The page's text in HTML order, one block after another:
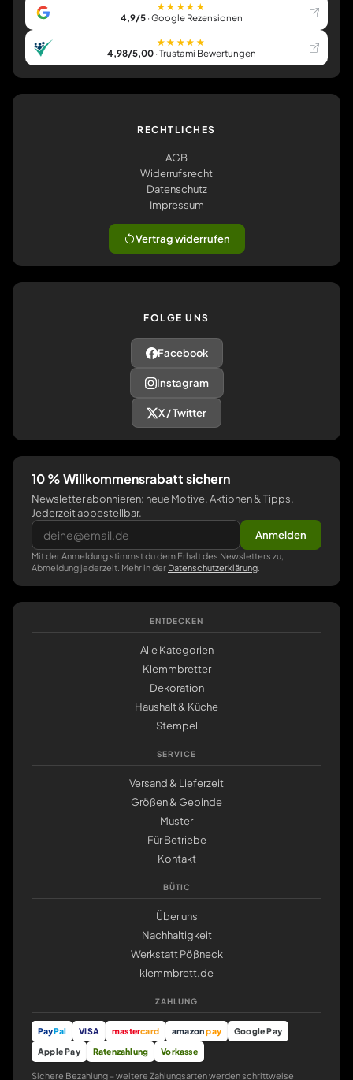
★★★★★
4,9/5· Google Rezensionen
★★★★★
4,98/5,00· Trustami Bewertungen
RECHTLICHES
AGB
Widerrufsrecht
Datenschutz
Impressum
Vertrag widerrufen
FOLGE UNS
Facebook
Instagram
X / Twitter
10 % Willkommensrabatt sichern
Newsletter abonnieren: neue Motive, Aktionen & Tipps.
Jederzeit abbestellbar.
Anmelden
Mit der Anmeldung stimmst du dem Erhalt des Newsletters zu,
Abmeldung jederzeit. Mehr in der Datenschutzerklärung
ENTDECKEN
Alle Kategorien
Klemmbretter
Dekoration
Haushalt & Küche
Stempel
SERVICE
Versand & Lieferzeit
Größen & Gebinde
Muster
Für Betriebe
Kontakt
BÜTIC
Über uns
Nachhaltigkeit
Werkstatt Pößneck
klemmbrett.de
ZAHLUNG
PayPal VISA mastercard amazonpay
Google Pay
Apple Pay
Ratenzahlung Vorkasse
Sichere Bezahlung – weitere Zahlungsarten werden schrittweise